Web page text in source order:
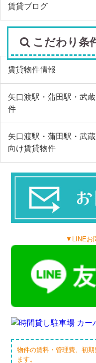
賃貸ブログ
こだわり条
賃貸物件情報
矢口渡駅・蒲田駅・武
件
矢口渡駅・蒲田駅・武
向け賃貸物件
▼LINEお
物件の賃料・管理費、初
ます。